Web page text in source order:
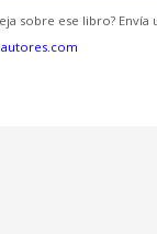
sobre ese libro?